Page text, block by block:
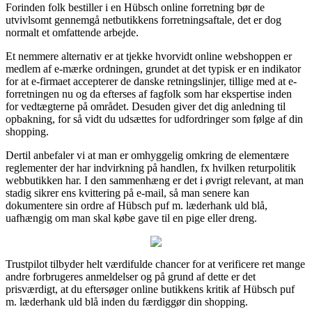
Forinden folk bestiller i en Hübsch online forretning bør de
utvivlsomt gennemgå netbutikkens forretningsaftale, det er dog
normalt et omfattende arbejde.
Et nemmere alternativ er at tjekke hvorvidt online webshoppen er
medlem af e-mærke ordningen, grundet at det typisk er en indikator
for at e-firmaet accepterer de danske retningslinjer, tillige med at e-
forretningen nu og da efterses af fagfolk som har ekspertise inden
for vedtægterne på området. Desuden giver det dig anledning til
opbakning, for så vidt du udsættes for udfordringer som følge af din
shopping.
Dertil anbefaler vi at man er omhyggelig omkring de elementære
reglementer der har indvirkning på handlen, fx hvilken returpolitik
webbutikken har. I den sammenhæng er det i øvrigt relevant, at man
stadig sikrer ens kvittering på e-mail, så man senere kan
dokumentere sin ordre af Hübsch puf m. læderhank uld blå,
uafhængig om man skal købe gave til en pige eller dreng.
Trustpilot tilbyder helt værdifulde chancer for at verificere ret mange
andre forbrugeres anmeldelser og på grund af dette er det
prisværdigt, at du eftersøger online butikkens kritik af Hübsch puf
m. læderhank uld blå inden du færdiggør din shopping.